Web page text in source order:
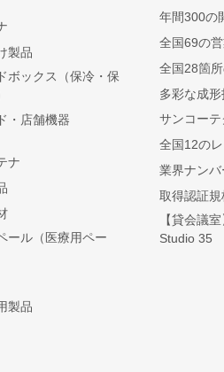
製品
ボックス（保冷・保
・店舗機器
ナ
ール（医療用ペー
製品
年間300の
全国69の
全国28箇
多彩な成形
サンコー
全国12の
業界ナン
取得認証
【貸会議
Studio 35